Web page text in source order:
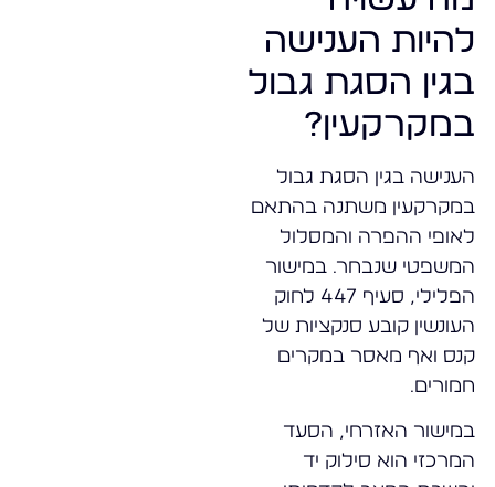
להיות הענישה
בגין הסגת גבול
במקרקעין?
הענישה בגין הסגת גבול
במקרקעין משתנה בהתאם
לאופי ההפרה והמסלול
המשפטי שנבחר. במישור
הפלילי, סעיף 447 לחוק
העונשין קובע סנקציות של
קנס ואף מאסר במקרים
חמורים.
במישור האזרחי, הסעד
המרכזי הוא סילוק יד